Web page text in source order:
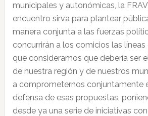
municipales y autonómicas, la
encuentro sirva para plantear
manera conjunta a las fuerzas
concurrirán a los comicios las
que consideramos que debería ser
de nuestra región y de nuestros
a comprometernos conjuntamente
defensa de esas propuestas,
desde ya una serie de iniciativas